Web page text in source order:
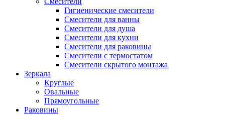
Гигиенические смесители
Смесители для ванны
Смесители для душа
Смесители для кухни
Смесители для раковины
Смесители с термостатом
Смесители скрытого монтажа
Зеркала
Круглые
Овальные
Прямоугольные
Раковины